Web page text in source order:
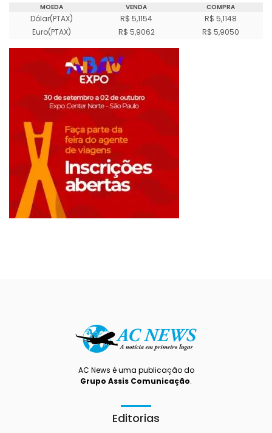
MOEDA VENDA COMPRA
Dólar(PTAX) R$ 5,1154
R$ 5,1148
Euro(PTAX)
R$ 5,9062 R$ 5,9050
AC News é uma publicação do
Grupo Assis Comunicação.
Editorias